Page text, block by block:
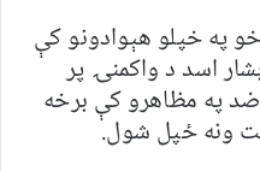
په خپلو هېوادونو کې
اسد د واکمنۍ پر
په مظاهرو کې برخه
ونه ځپل شول.